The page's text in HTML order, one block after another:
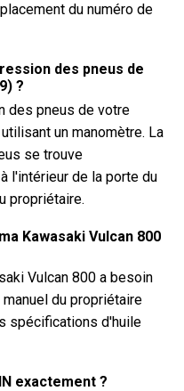
du numéro de
des pneus de
?
des pneus de votre
un manomètre. La
se trouve
l'intérieur de la porte du
propriétaire.
Kawasaki Vulcan 800
Vulcan 800 a besoin
du propriétaire
spécifications d'huile
exactement ?